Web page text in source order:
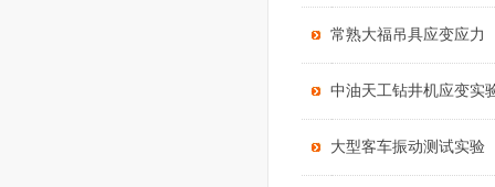
常熟大福吊具应变应力
中油天工钻井机应变实
大型客车振动测试实验